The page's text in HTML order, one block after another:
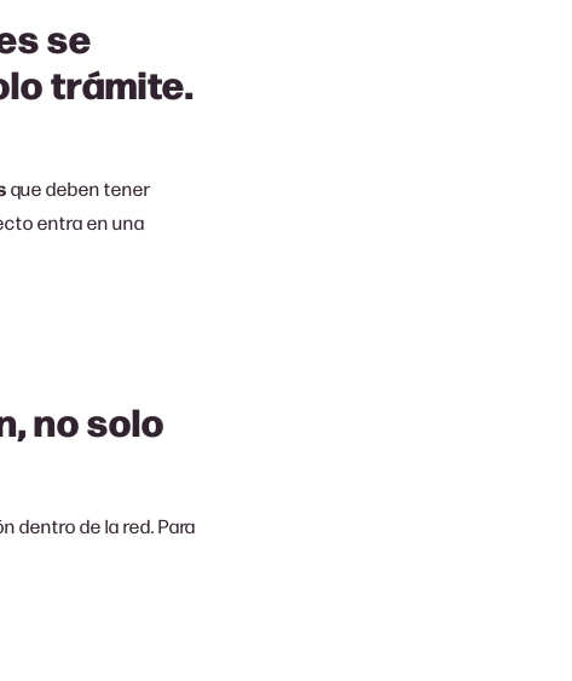
se
trámite.
que deben tener
entra en una
no solo
dentro de la red. Para